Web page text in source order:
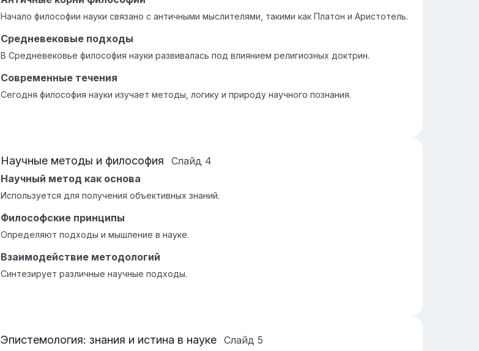
Начало философии науки связано с античными мыслителями, такими как Платон и Аристотель.
Средневековые подходы
В Средневековье философия науки развивалась под влиянием религиозных доктрин.
Современные течения
Сегодня философия науки изучает методы, логику и природу научного познания.
Научные методы и философия Слайд 4
Научный метод как основа
Используется для получения объективных знаний.
Философские принципы
Определяют подходы и мышление в науке.
Взаимодействие методологий
Синтезирует различные научные подходы.
Эпистемология: знания и истина в науке Слайд 5